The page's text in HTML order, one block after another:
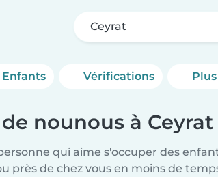
Ceyrat
Enfants Vérifications
nounous à Ceyrat
qui aime s'occuper des
près de chez vous en moins de